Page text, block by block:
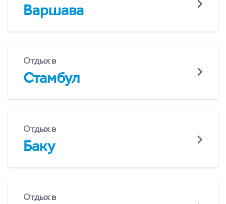
Варшава
Отдых в
Стамбул
Отдых в
Баку
Отдых в